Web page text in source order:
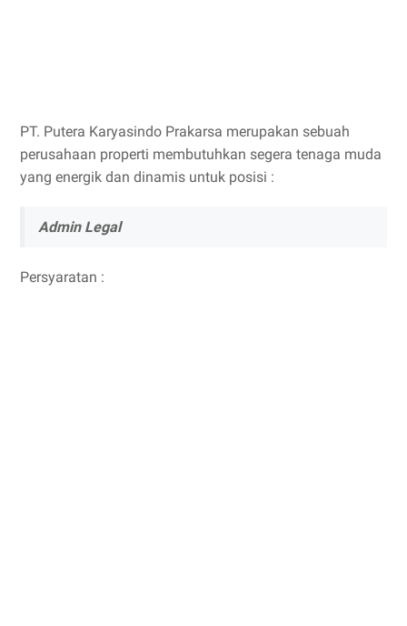
PT. Putera Karyasindo Prakarsa merupakan sebuah
perusahaan properti membutuhkan segera tenaga muda
yang energik dan dinamis untuk posisi :
Admin Legal
Persyaratan :